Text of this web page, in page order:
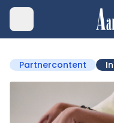
Partnercontent